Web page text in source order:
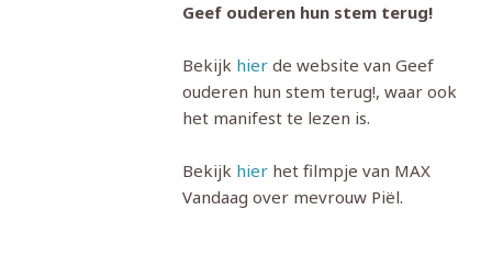
Geef ouderen hun stem terug!
Bekijk hierde website van Geef
ouderen hun stem terug!, waar ook
het manifest te lezen is.
Bekijk hierhet filmpje van MAX
Vandaag over mevrouw Piël.